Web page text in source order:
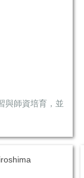
與師資培育，並